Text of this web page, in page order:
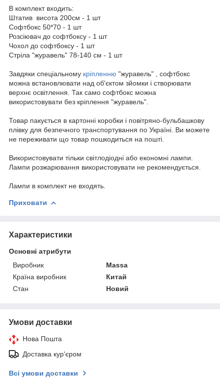
В комплект входить:
Штатив висота 200см - 1 шт
Софтбокс 50*70 - 1 шт
Розсіювач до софтбоксу - 1 шт
Чохол до софтбоксу - 1 шт
Стріла "журавель" 78-140 см - 1 шт
Завдяки спеціальному кріпленню "журавель" , софтбокс
можна встановлювати над об'єктом зйомки і створювати
верхнє освітлення. Так само софтбокс можна
використовувати без кріплення "журавель".
Товар пакується в картонні коробки і повітряно-бульбашкову
плівку для безпечного транспортування по Україні. Ви можете
не переживати що товар пошкодиться на пошті.
Використовувати тільки світлодіодні або економні лампи.
Лампи розжарювання використовувати не рекомендується.
Лампи в комплект не входять.
Приховати
Характеристики
Основні атрибути
Виробник
Massa
Країна виробник
Китай
Стан
Новий
Умови доставки
Нова Пошта
Доставка кур'єром
Всі умови доставки